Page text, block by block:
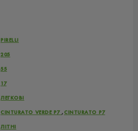
PIRELLI
205
55
17
ЛЕГКОВІ
CINTURATO VERDE P7,CINTURATO P7
ЛІТНІ